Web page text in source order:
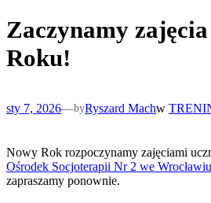
Zaczynamy
Roku!
sty 7, 2026—byRyszard Machw
Nowy Rok rozpoczynamy zajęciami
Ośrodek Socjoterapii Nr 2 we Wrocławiu
zapraszamy ponownie.